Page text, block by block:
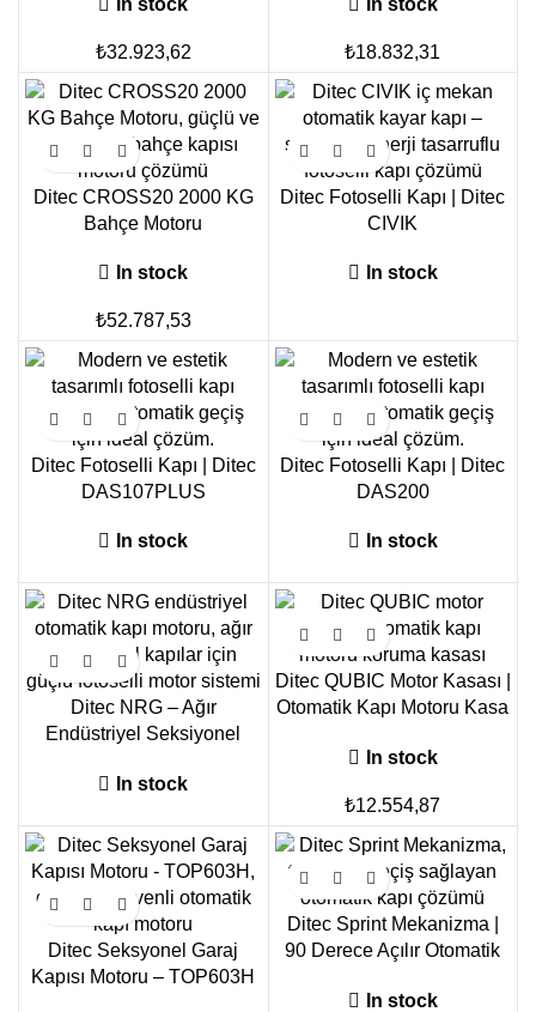
In stock
₺32.923,62 ₺18.832,31
Ditec CROSS20 2000 KG
Bahçe Motoru
In stock
₺52.787,53
Ditec Fotoselli Kapı | Ditec
CIVIK
In stock
Ditec Fotoselli Kapı | Ditec
DAS107PLUS
In stock
Ditec Fotoselli Kapı | Ditec
DAS200
In stock
Ditec NRG – Ağır
Endüstriyel Seksiyonel
Kapı Motoru
In stock
Ditec QUBIC Motor Kasası |
Otomatik Kapı Motoru Kasa
In stock
₺12.554,87
Ditec Seksyonel Garaj
Kapısı Motoru – TOP603H
Ditec Sprint Mekanizma |
90 Derece Açılır Otomatik
In stock